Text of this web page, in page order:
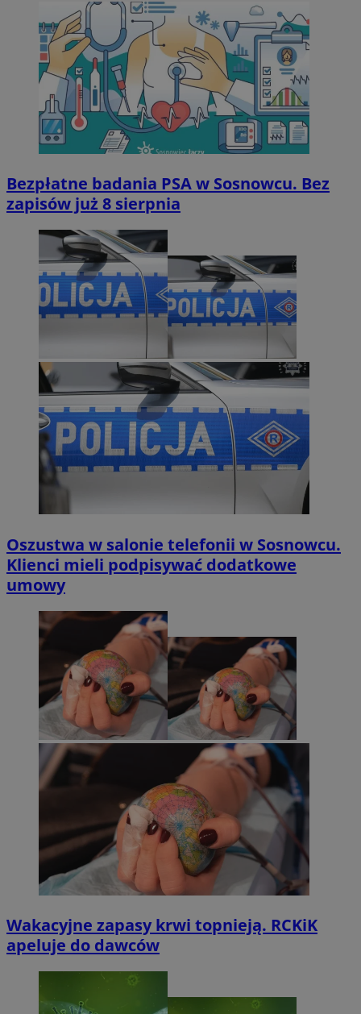
Bezpłatne badania PSA w Sosnowcu. Bez
zapisów już 8 sierpnia
Oszustwa w salonie telefonii w Sosnowcu.
Klienci mieli podpisywać dodatkowe
umowy
Wakacyjne zapasy krwi topnieją. RCKiK
apeluje do dawców